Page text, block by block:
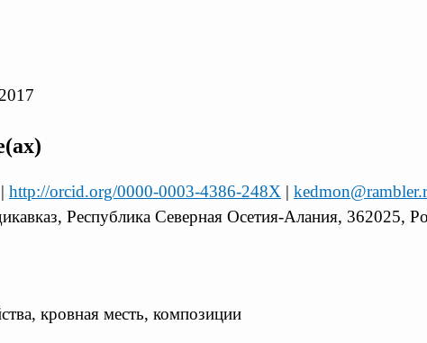
| http://orcid.org/0000-0003-4386-248X |
Республика Северная Осетия-Алания, 362025,
кровная месть, композиции